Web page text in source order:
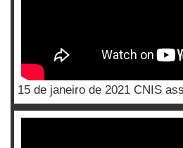
15 de janeiro de 2021 CNIS